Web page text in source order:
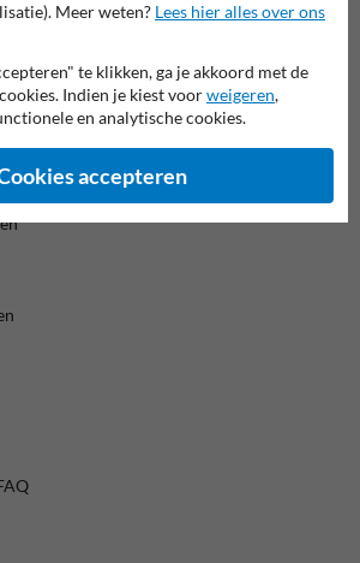
Meer weten? Lees hier alles over ons
te klikken, ga je akkoord met de
Indien je kiest voorweigeren,
en analytische cookies.
accepteren